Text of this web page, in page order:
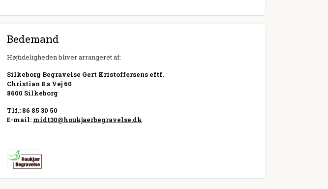
Bedemand
Højtideligheden bliver arrangeret af:
Silkeborg Begravelse Gert Kristoffersens eftf.
Christian 8.s Vej 60
8600 Silkeborg
Tlf.: 86 85 30 50
E-mail: midt30@houkjaerbegravelse.dk